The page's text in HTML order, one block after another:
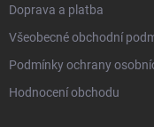
Doprava a platba
Všeobecné obchodní
Podmínky ochrany
Hodnocení obchodu